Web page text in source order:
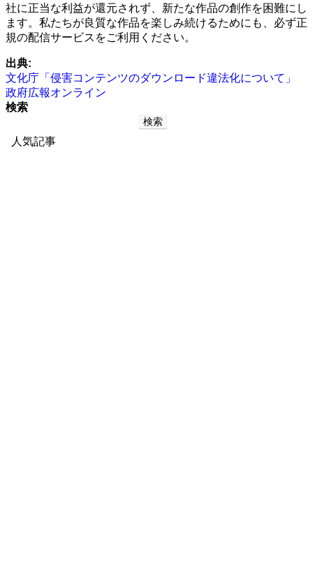
社に正当な利益が還元されず、新たな作品の創作を困難にし
ます。私たちが良質な作品を楽しみ続けるためにも、必ず正
規の配信サービスをご利用ください。
出典:
文化庁「侵害コンテンツのダウンロード違法化について」
政府広報オンライン
検索
検索
人気記事